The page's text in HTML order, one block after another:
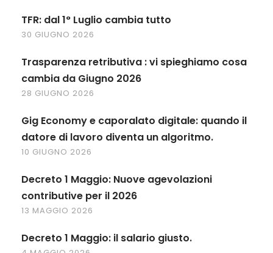
TFR: dal 1° Luglio cambia tutto
30 GIUGNO 2026
Trasparenza retributiva : vi spieghiamo cosa
cambia da Giugno 2026
28 GIUGNO 2026
Gig Economy e caporalato digitale: quando il
datore di lavoro diventa un algoritmo.
10 GIUGNO 2026
Decreto 1 Maggio: Nuove agevolazioni
contributive per il 2026
13 MAGGIO 2026
Decreto 1 Maggio: il salario giusto.